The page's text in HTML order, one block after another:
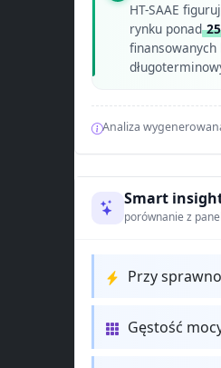
HT-SAAE
rynku ponad
Analiza
Smart
porównanie z
Przy
Gęstość